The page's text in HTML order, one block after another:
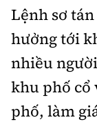
Cấm sao chép
chấp thuận
Lệnh sơ
hưởng tới
nhiều
khu phố cổ
phố, làm